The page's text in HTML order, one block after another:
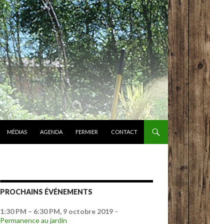
MÉDIAS AGENDA FERMIER CONTACT
PROCHAINS ÉVÉNEMENTS
1:30 PM – 6:30 PM, 9 octobre 2019 –
Permanence au jardin